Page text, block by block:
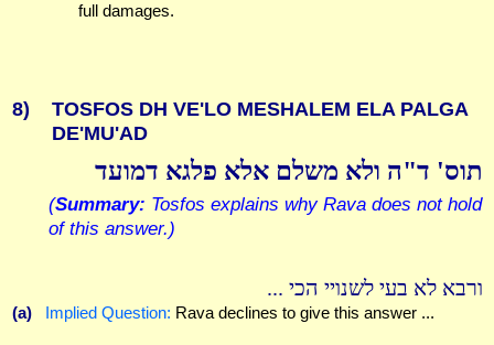
full damages.
8)
TOSFOS DH VE'LO MESHALEM ELA PALGA
DE'MU'AD
תוס' ד"ה ולא משלם אלא פלגא דמועד
(Summary: Tosfos explains why Rava does not hold
of this answer.)
ורבא לא בעי לשנויי הכי ...
(a) Implied Question: Rava declines to give this answer ...